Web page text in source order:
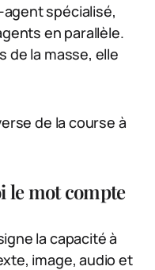
spécialisé,
en parallèle.
de la masse, elle
de la course à
le mot compte
la capacité à
image, audio et